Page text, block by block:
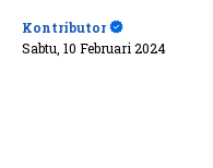
Kontributor
Sabtu, 10 Februari 2024